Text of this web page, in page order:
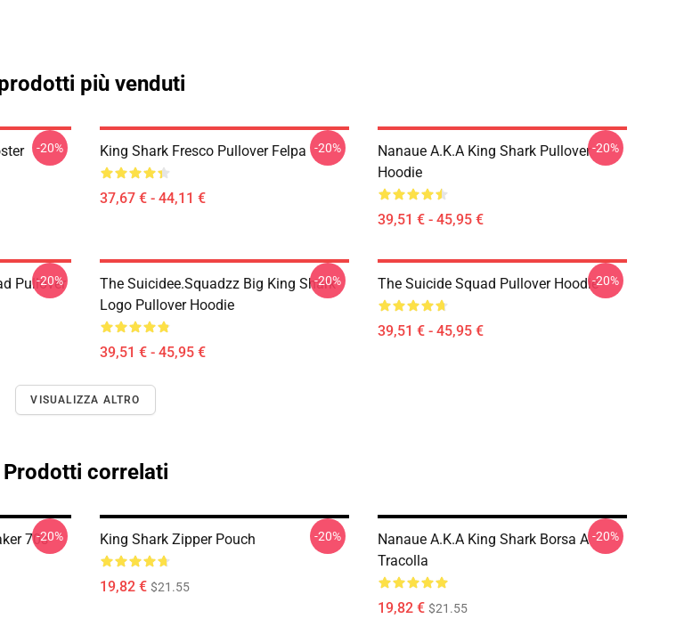
più venduti
-20% King Shark Fresco Pullover Felpa
37,67 € - 44,11 €
-20%
Nanaue A.K.A King Shark Pullover
Hoodie
39,51 € - 45,95 €
-20%
Pullover
-20%
The Suicidee.Squadzz Big King Shark
Logo Pullover Hoodie
39,51 € - 45,95 €
-20% The Suicide Squad Pullover Hoodie
39,51 € - 45,95 €
-20%
VISUALIZZA ALTRO
Prodotti correlati
70s-20% King Shark Zipper Pouch
19,82 € $21.55
-20%
Nanaue A.K.A King Shark Borsa A
Tracolla
19,82 € $21.55
-20%